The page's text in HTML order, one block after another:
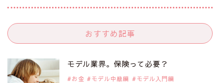
2019年9月29日
是非ご覧ください。
注目のアジア系モデル
おすすめ記事
モデル業界。保険って必要？
お金 モデル中級編
モデル入門編